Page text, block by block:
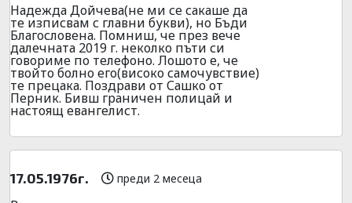
Надежда Дойчева(не ми се сакаше да
те изписвам с главни букви), но Бъди
Благословена. Помниш, че през вече
далечната 2019 г. неколко пъти си
говориме по телефоно. Лошото е, че
твойто болно его(високо самочувствие)
те прецака. Поздрави от Сашко от
Перник. Бивш граничен полицай и
настоящ евангелист.
17.05.1976г. преди 2 месеца